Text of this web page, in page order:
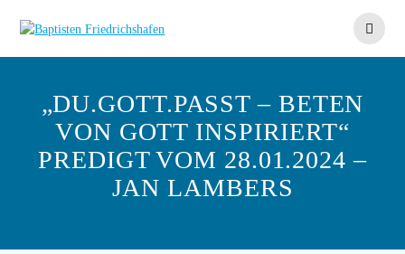
„DU.GOTT.PASST – BETEN
VON GOTT INSPIRIERT“
PREDIGT VOM 28.01.2024 –
JAN LAMBERS